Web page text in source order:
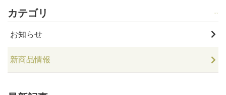
カテゴリ
お知らせ
新商品情報